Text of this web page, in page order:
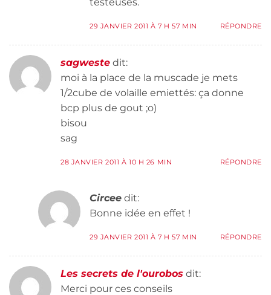
29 JANVIER 2011 À 7 H 57 MIN RÉPONDRE
sagweste dit:
moi à la place de la muscade je mets
1/2cube de volaille emiettés: ça donne
bcp plus de gout ;o)
bisou
sag
28 JANVIER 2011 À 10 H 26 MIN RÉPONDRE
Circee dit:
Bonne idée en effet !
29 JANVIER 2011 À 7 H 57 MIN RÉPONDRE
Les secrets de l'ourobos dit:
Merci pour ces conseils